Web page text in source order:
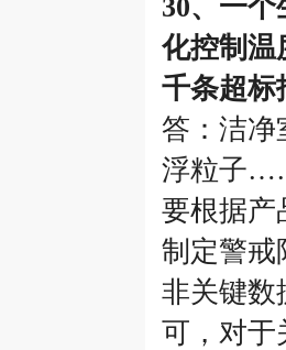
30、一
化控制温
千条超标
答：洁净
浮粒子
要根据产
制定警戒
非关键数
可，对于